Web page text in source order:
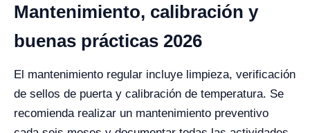
Mantenimiento, calibración y
buenas prácticas 2026
El mantenimiento regular incluye limpieza, verificación
de sellos de puerta y calibración de temperatura. Se
recomienda realizar un mantenimiento preventivo